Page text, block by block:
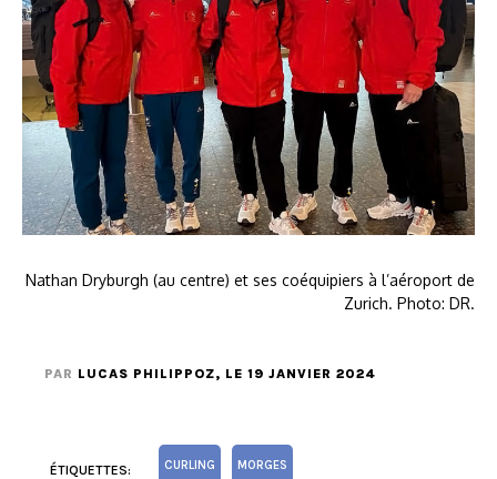
Nathan Dryburgh (au centre) et ses coéquipiers à l’aéroport de
Zurich. Photo: DR.
PAR LUCAS PHILIPPOZ, LE 19 JANVIER 2024
ÉTIQUETTES: CURLING MORGES